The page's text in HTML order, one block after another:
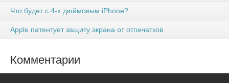
Что будет с 4-х дюймовым iPhone?
Apple патентует защиту экрана от отпечатков
Комментарии